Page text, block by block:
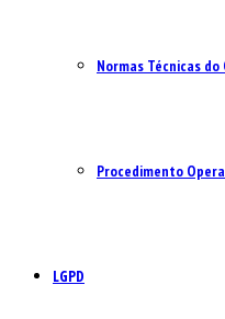
Normas Técnicas do
Procedimento
LGPD